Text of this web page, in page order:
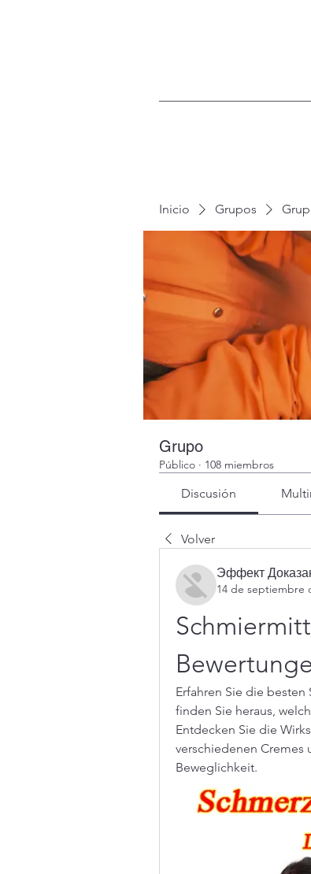
Inicio Grupos
Grupo
Público · 108 miembros
Discusión
Volver
Эффект
14 de septiembre
Erfahren Sie die
finden Sie heraus,
Entdecken Sie die
verschiedenen Cremes
Beweglichkeit.